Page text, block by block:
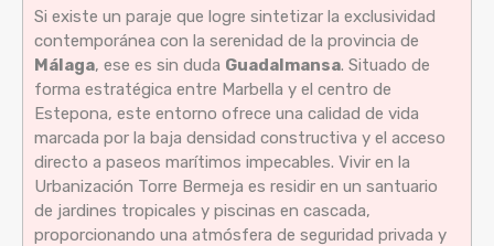
Si existe un paraje que logre sintetizar la exclusividad
contemporánea con la serenidad de la provincia de
Málaga, ese es sin duda Guadalmansa. Situado de
forma estratégica entre Marbella y el centro de
Estepona, este entorno ofrece una calidad de vida
marcada por la baja densidad constructiva y el acceso
directo a paseos marítimos impecables. Vivir en la
Urbanización Torre Bermeja es residir en un santuario
de jardines tropicales y piscinas en cascada,
proporcionando una atmósfera de seguridad privada y